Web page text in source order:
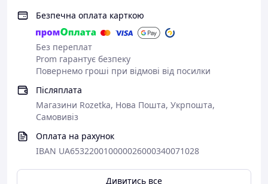
130 115 530 г
620 г
110 960 г 1152 г
193 110
Чи потрібно змащувати форми перед
випічкою?
Безпечна оплата карткою
Без переплат
Prom гарантує безпеку
Повернемо гроші при відмові від посилки
Післяплата
Магазини Rozetka, Нова Пошта, Укрпошта,
Самовивіз
Оплата на рахунок
IBAN UA653220010000026000340071028
Дивитись все